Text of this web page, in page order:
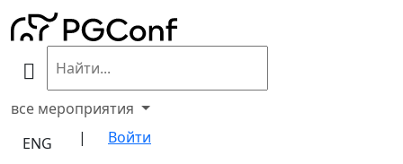
все мероприятия
ENG
| Войти